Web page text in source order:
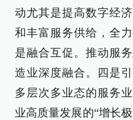
动尤其是提高数字经
和丰富服务供给，全
是融合互促。推动服
造业深度融合。四是
多层次多业态的服务
业高质量发展的“增长